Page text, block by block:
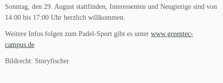
Sonntag, den 29. August stattfinden, Interessenten und Neugierige sind von
14:00 bis 17:00 Uhr herzlich willkommen.
Weitere Infos folgen zum Padel-Sport gibt es unter www.greentec-
campus.de
Bildrecht: Storyfischer